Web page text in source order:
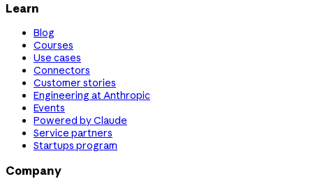
Learn
Blog
Courses
Use cases
Connectors
Customer stories
Engineering at Anthropic
Events
Powered by Claude
Service partners
Startups program
Company